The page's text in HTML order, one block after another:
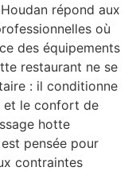
répond aux
où
des équipements
restaurant ne se
: il conditionne
et le confort de
hotte
pensée pour
contraintes